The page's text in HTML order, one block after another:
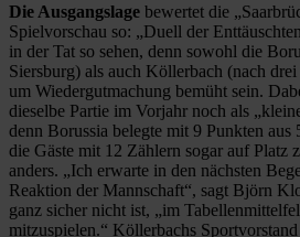
Die Ausgangslage bewertet die
Spielvorschau so: „Duell der
in der Tat so sehen, denn sowohl die
Siersburg) als auch Köllerbach (nach
um Wiedergutmachung bemüht sein.
dieselbe Partie im Vorjahr noch als
denn Borussia belegte mit 9 Punkten aus
die Gäste mit 12 Zählern sogar auf Platz
anders. „Ich erwarte in den nächsten
Reaktion der Mannschaft“, sagt Björn
ganz sicher nicht ist, „im
mitzuspielen.“ Köllerbachs